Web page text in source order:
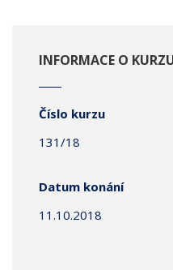
INFORMACE O
Číslo kurzu
131/18
Datum konání
11.10.2018